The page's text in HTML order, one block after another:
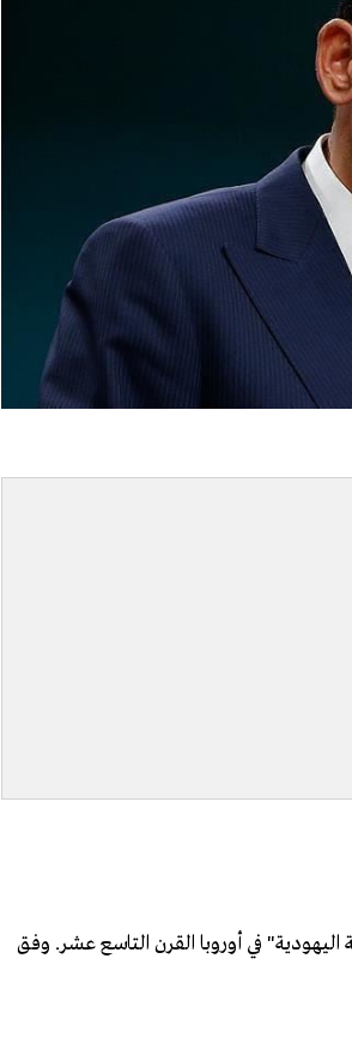
اليهودية" في أوروبا القرن التاسع عشر. وفق